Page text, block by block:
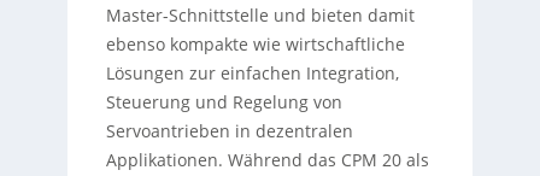
Master-Schnittstelle und bieten damit
ebenso kompakte wie wirtschaftliche
Lösungen zur einfachen Integration,
Steuerung und Regelung von
Servoantrieben in dezentralen
Applikationen. Während das CPM 20 als